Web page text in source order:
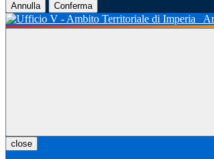
Annulla Conferma
close